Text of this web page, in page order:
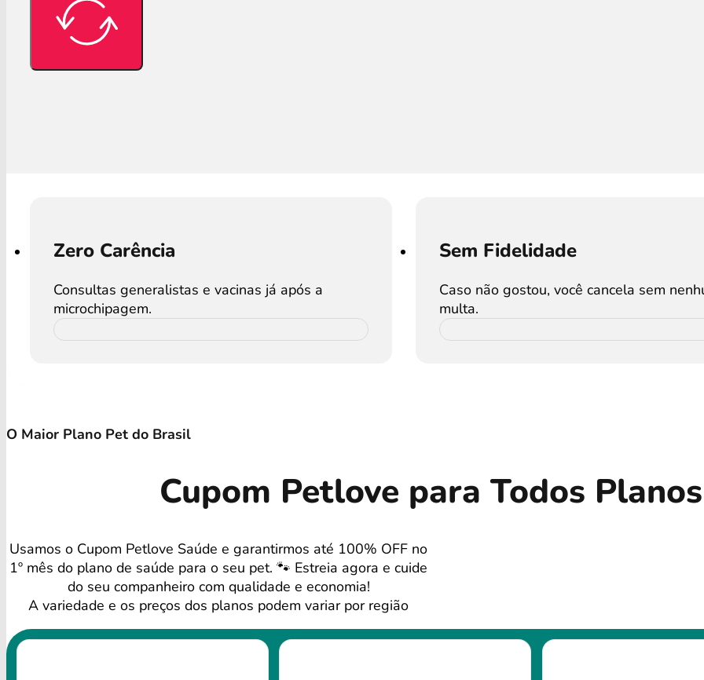
Zero Carência
Consultas generalistas e vacinas já após a
microchipagem.
Sem Fidelidade
Caso não gostou, você cancela sem
multa.
O Maior Plano Pet do Brasil
Cupom Petlove para Todos Planos
Usamos o Cupom Petlove Saúde e garantirmos até 100% OFF no
1º mês do plano de saúde para o seu pet. 🐾 Estreia agora e cuide
do seu companheiro com qualidade e economia!
A variedade e os preços dos planos podem variar por região